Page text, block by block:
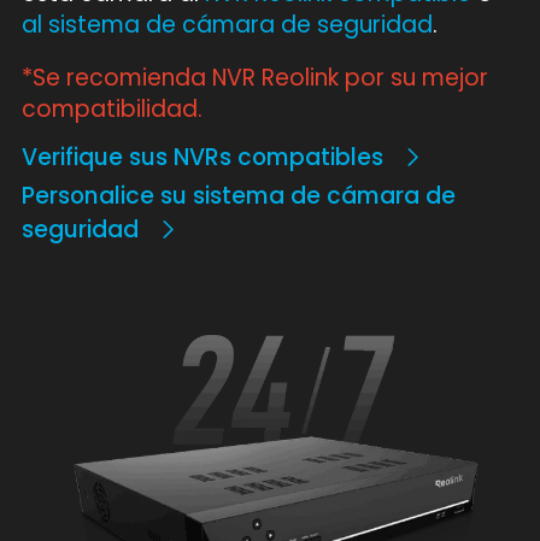
al sistema de cámara de seguridad.
*Se recomienda NVR Reolink por su mejor
compatibilidad.
Verifique sus NVRs compatibles
Personalice su sistema de cámara de
seguridad